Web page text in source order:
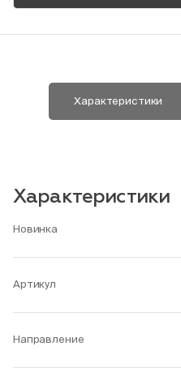
Характеристики
Характеристики
Новинка
Артикул
Направление